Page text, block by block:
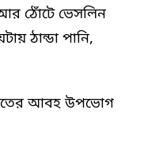
ঠোঁটে ভেসলিন
ঠান্ডা পানি,
আবহ উপভোগ